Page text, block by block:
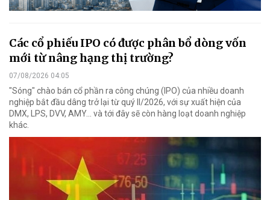
Các cổ phiếu IPO có được phân bổ dòng vốn
mới từ nâng hạng thị trường?
07/08/2026 04:05
"Sóng" chào bán cổ phần ra công chúng (IPO) của nhiều doanh
nghiệp bắt đầu dâng trở lại từ quý II/2026, với sự xuất hiện của
DMX, LPS, DVV, AMY... và tới đây sẽ còn hàng loạt doanh nghiệp
khác.